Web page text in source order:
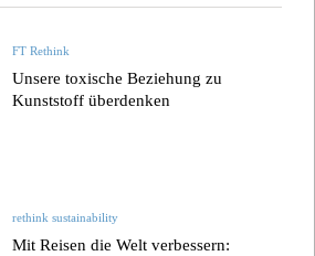
FT Rethink
Unsere toxische Beziehung zu
Kunststoff überdenken
rethink sustainability
Mit Reisen die Welt verbessern: